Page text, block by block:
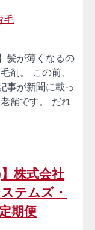
毛
髪が薄くなるの
剤。 この前、
事が新聞に載っ
舗です。 だれ
株式会社
テムズ・
期便